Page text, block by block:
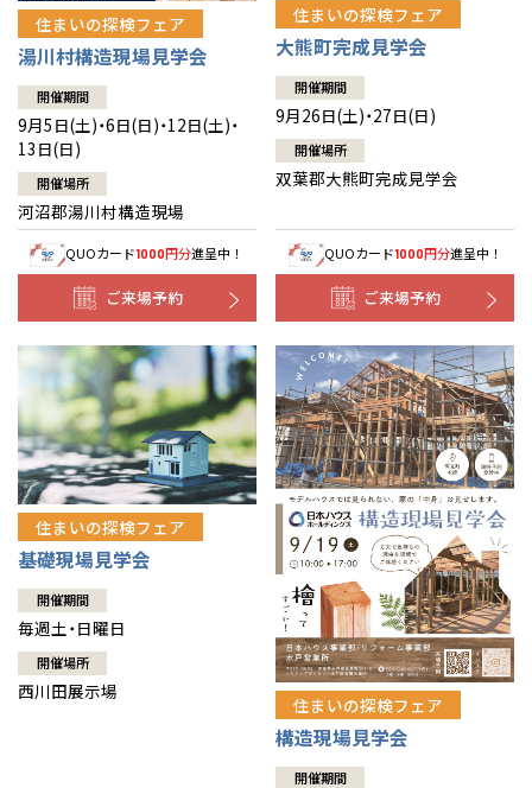
住まいの探検フェア
湯川村構造現場見学会
開催期間
9月5日(土)・6日(日)・12日(土)・
13日(日)
開催場所
河沼郡湯川村構造現場
QUOカード1000円分進呈中！
ご来場予約
住まいの探検フェア
大熊町完成見学会
開催期間
9月26日(土)・27日(日)
開催場所
双葉郡大熊町完成見学会
QUOカード1000円分進呈中！
ご来場予約
住まいの探検フェア
基礎現場見学会
開催期間
毎週土・日曜日
開催場所
西川田展示場
住まいの探検フェア
構造現場見学会
開催期間